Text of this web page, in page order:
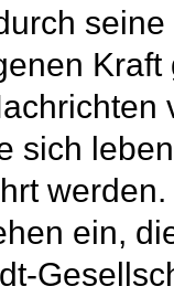
Kraft
sich
ein,